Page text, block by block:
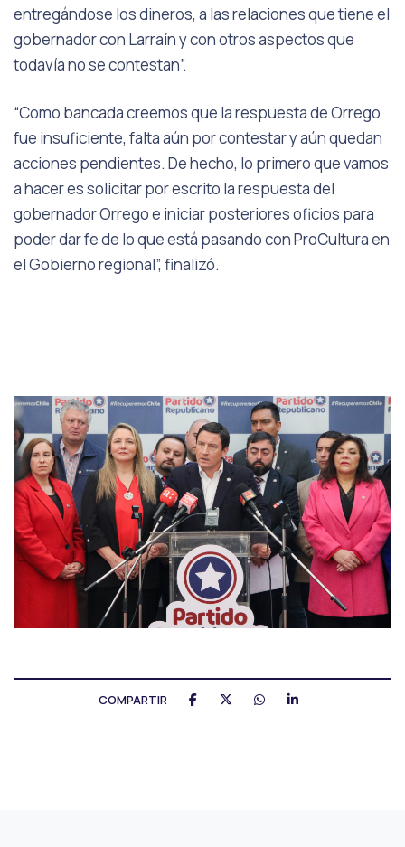
entregándose los dineros, a las relaciones que tiene el
gobernador con Larraín y con otros aspectos que
todavía no se contestan”.
“Como bancada creemos que la respuesta de Orrego
fue insuficiente, falta aún por contestar y aún quedan
acciones pendientes. De hecho, lo primero que vamos
a hacer es solicitar por escrito la respuesta del
gobernador Orrego e iniciar posteriores oficios para
poder dar fe de lo que está pasando con ProCultura en
el Gobierno regional”, finalizó.
COMPARTIR